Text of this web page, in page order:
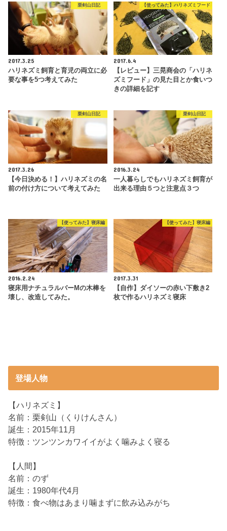
栗剣山日記
2017.3.25
ハリネズミ飼育と育児の両立に必
要な事を5つ考えてみた
【使ってみた】ハリネズミフード
2017.6.4
【レビュー】三晃商会の「ハリネ
ズミフード」の見た目とか食いつ
きの詳細を記す
栗剣山日記
2017.3.26
【今日決める！】ハリネズミの名
前の付け方について考えてみた
栗剣山日記
2016.3.24
一人暮らしでもハリネズミ飼育が
出来る理由５つと注意点３つ
【使ってみた】寝床編
2016.2.24
寝床用ナチュラルバーMの木棒を
壊し、改造してみた。
【使ってみた】寝床編
2017.3.31
【自作】ダイソーの赤い下敷き2
枚で作るハリネズミ寝床
登場人物
【ハリネズミ】
名前：栗剣山（くりけんさん）
誕生：2015年11月
特徴：ツンツンカワイイがよく噛みよく寝る
【人間】
名前：のず
誕生：1980年代4月
特徴：食べ物はあまり噛まずに飲み込みがち